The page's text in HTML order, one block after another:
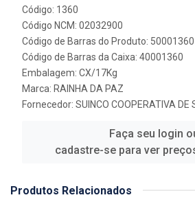
Código: 1360
Código NCM: 02032900
Código de Barras do Produto: 50001360
Código de Barras da Caixa: 40001360
Embalagem: CX/17Kg
Marca: RAINHA DA PAZ
Fornecedor: SUINCO COOPERATIVA DE
Faça seu login
cadastre-se para ver
Produtos Relacionados